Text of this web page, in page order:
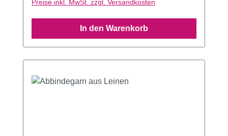
Preise inkl. MwSt. zzgl. Versandkosten
In den Warenkorb